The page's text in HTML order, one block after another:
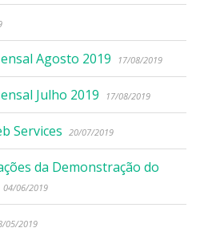
Agosto 2019 17/08/2019
Julho 2019 17/08/2019
Services 20/07/2019
da Demonstração do
04/06/2019
05/2019